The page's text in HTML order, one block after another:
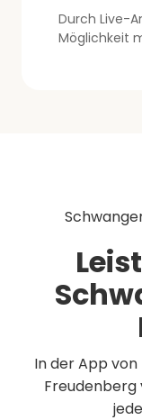
Durch Live-
Möglichkeit
In der App
Freudenberg